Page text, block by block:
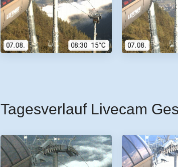
Tagesverlauf Livecam